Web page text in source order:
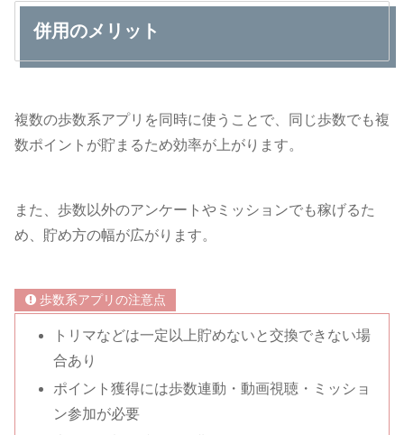
併用のメリット
複数の歩数系アプリを同時に使うことで、同じ歩数でも複
数ポイントが貯まるため効率が上がります。
また、歩数以外のアンケートやミッションでも稼げるた
め、貯め方の幅が広がります。
歩数系アプリの注意点
トリマなどは一定以上貯めないと交換できない場
合あり
ポイント獲得には歩数連動・動画視聴・ミッショ
ン参加が必要